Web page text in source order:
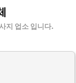
지 업소 입니다.